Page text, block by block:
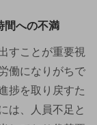
間への不満
すことが重要視
働になりがちで
捗を取り戻すた
は、人員不足と